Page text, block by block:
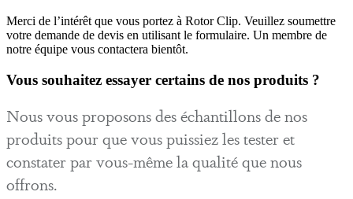
Merci de l’intérêt que vous portez à Rotor Clip. Veuillez soumettre
votre demande de devis en utilisant le formulaire. Un membre de
notre équipe vous contactera bientôt.
Vous souhaitez essayer certains de nos produits ?
Nous vous proposons des échantillons de nos
produits pour que vous puissiez les tester et
constater par vous-même la qualité que nous
offrons.